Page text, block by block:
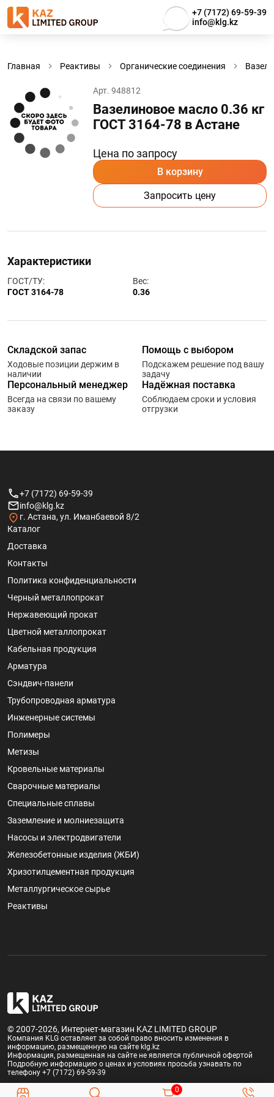
+7 (7172) 69-59-39
info@klg.kz
Главная Реактивы Органические соединения
Арт. 948812
Вазелиновое масло 0.36 кг
ГОСТ 3164-78 в Астанe
Цена по запросу
В корзину
Запросить цену
Характеристики
ГОСТ/ТУ:
ГОСТ 3164-78
Вес:
0.36
Складской запас
Ходовые позиции держим в
наличии
Помощь с выбором
Подскажем решение под вашу
задачу
Персональный менеджер
Всегда на связи по вашему
заказу
Надёжная поставка
Соблюдаем сроки и условия
отгрузки
+7 (7172) 69-59-39
info@klg.kz
г. Астана, ул. Иманбаевой 8/2
Каталог
Доставка
Контакты
Политика конфиденциальности
Черный металлопрокат
Нержавеющий прокат
Цветной металлопрокат
Кабельная продукция
Арматура
Сэндвич-панели
Трубопроводная арматура
Инженерные системы
Полимеры
Метизы
Кровельные материалы
Сварочные материалы
Специальные сплавы
Заземление и молниезащита
Насосы и электродвигатели
Железобетонные изделия (ЖБИ)
Хризотилцементная продукция
Металлургическое сырье
Реактивы
© 2007-2026, Интернет-магазин KAZ LIMITED GROUP
Компания KLG оставляет за собой право вносить изменения в
информацию, размещенную на сайте klg.kz
Информация, размещенная на сайте не является публичной офертой
Подробную информацию о ценах и условиях просьба узнавать по
телефону +7 (7172) 69-59-39
0